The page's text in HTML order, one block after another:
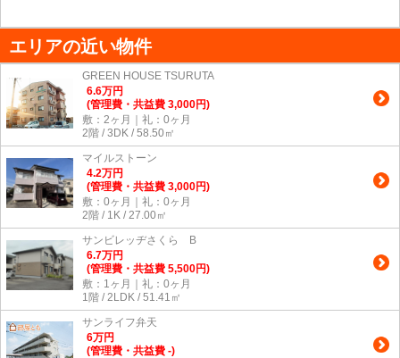
エリアの近い物件
GREEN HOUSE TSURUTA
6.6万円
(管理費・共益費 3,000円)
敷：2ヶ月｜礼：0ヶ月
2階 / 3DK / 58.50㎡
マイルストーン
4.2万円
(管理費・共益費 3,000円)
敷：0ヶ月｜礼：0ヶ月
2階 / 1K / 27.00㎡
サンビレッヂさくら B
6.7万円
(管理費・共益費 5,500円)
敷：1ヶ月｜礼：0ヶ月
1階 / 2LDK / 51.41㎡
サンライフ弁天
6万円
(管理費・共益費 -)